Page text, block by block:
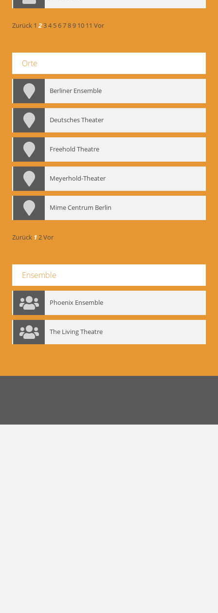
Zurück 1 234 56789 10 11 Vor
Orte
Berliner Ensemble
Deutsches Theater
Freehold Theatre
Meyerhold-Theater
Mime Centrum Berlin
Zurück 12Vor
Ensemble
Phoenix Ensemble
The Living Theatre